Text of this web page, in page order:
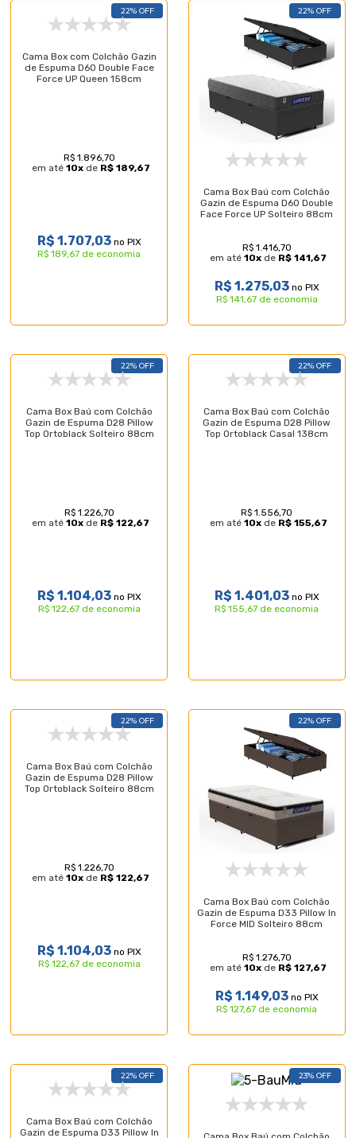
22% OFF
Cama Box com Colchão Gazin
de Espuma D60 Double Face
Force UP Queen 158cm
R$ 1.896,70
em até 10xde R$ 189,67
R$ 1.707,03no PIX
R$ 189,67 de economia
22% OFF
Cama Box Baú com Colchão
Gazin de Espuma D60 Double
Face Force UP Solteiro 88cm
R$ 1.416,70
em até10x de R$ 141,67
R$ 1.275,03no PIX
R$ 141,67 de economia
22% OFF
Cama Box Baú com Colchão
Gazin de Espuma D28 Pillow
Top Ortoblack Solteiro 88cm
R$ 1.226,70
em até10x de R$ 122,67
R$ 1.104,03no PIX
R$ 122,67 de economia
22% OFF
Cama Box Baú com Colchão
Gazin de Espuma D28 Pillow
Top Ortoblack Casal 138cm
R$ 1.556,70
em até 10xde R$ 155,67
R$ 1.401,03no PIX
R$ 155,67 de economia
22% OFF
Cama Box Baú com Colchão
Gazin de Espuma D28 Pillow
Top Ortoblack Solteiro 88cm
R$ 1.226,70
em até10x de R$ 122,67
R$ 1.104,03no PIX
R$ 122,67 de economia
22% OFF
Cama Box Baú com Colchão
Gazin de Espuma D33 Pillow In
Force MID Solteiro 88cm
R$ 1.276,70
em até10x de R$ 127,67
R$ 1.149,03no PIX
R$ 127,67 de economia
22% OFF
Cama Box Baú com Colchão
Gazin de Espuma D33 Pillow In
23% OFF